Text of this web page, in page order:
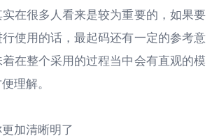
在很多人看来是较为重要的，如果要
使用的话，最起码还有一定的参考意
在整个采用的过程当中会有直观的模
理解。
加清晰明了